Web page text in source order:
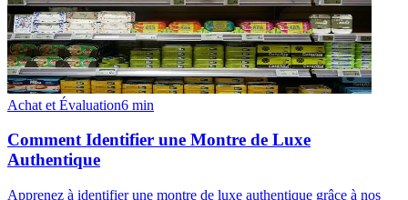
Achat et Évaluation6 min
Comment Identifier une Montre de Luxe
Authentique
Apprenez à identifier une montre de luxe authentique grâce à nos